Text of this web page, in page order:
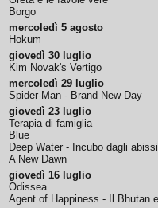
Borgo
mercoledì 5 agosto
Hokum
giovedì 30 luglio
Kim Novak's Vertigo
mercoledì 29 luglio
Spider-Man - Brand New Day
giovedì 23 luglio
Terapia di famiglia
Blue
Deep Water - Incubo dagli abissi
A New Dawn
giovedì 16 luglio
Odissea
Agent of Happiness - Il Bhutan